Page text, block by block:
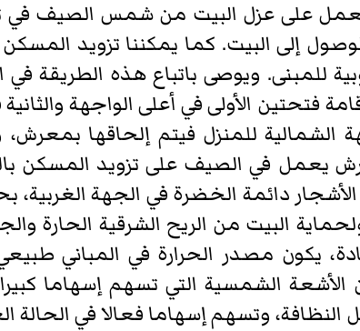
نعمل على عزل البيت من شمس الصيف في
إلى البيت. كما يمكننا تزويد
للمبنى. ويوصى باتباع هذه الطريقة
فتحتين الأولى في أعلى الواجهة
الشمالية للمنزل فيتم إلحاقها
في الصيف على تزويد المسكن
الأشجار دائمة الخضرة في الجهة
من الريح الشرقية الحارة
يكون مصدر الحرارة في المباني
الشمسية التي تسهم إسهاما
النظافة، وتسهم إسهاما فعالا في الحالة